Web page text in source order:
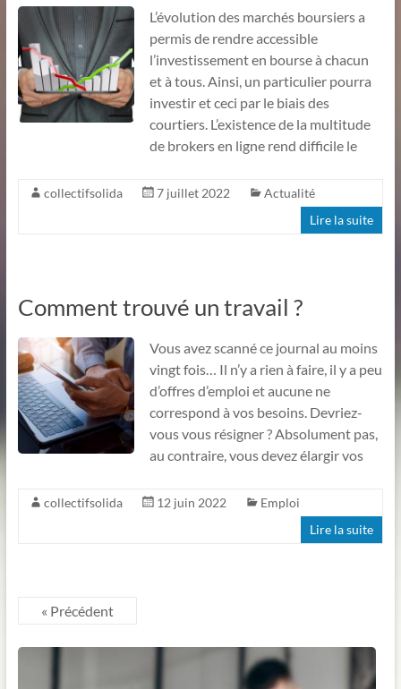
L’évolution des marchés boursiers a
permis de rendre accessible
l’investissement en bourse à chacun
et à tous. Ainsi, un particulier pourra
investir et ceci par le biais des
courtiers. L’existence de la multitude
de brokers en ligne rend difficile le
collectifsolida 7 juillet 2022
Actualité
Lire la suite
Comment trouvé un travail ?
Vous avez scanné ce journal au moins
vingt fois… Il n’y a rien à faire, il y a peu
d’offres d’emploi et aucune ne
correspond à vos besoins. Devriez-
vous vous résigner ? Absolument pas,
au contraire, vous devez élargir vos
collectifsolida 12 juin 2022
Emploi
Lire la suite
« Précédent